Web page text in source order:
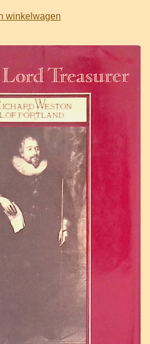
winkelwagen